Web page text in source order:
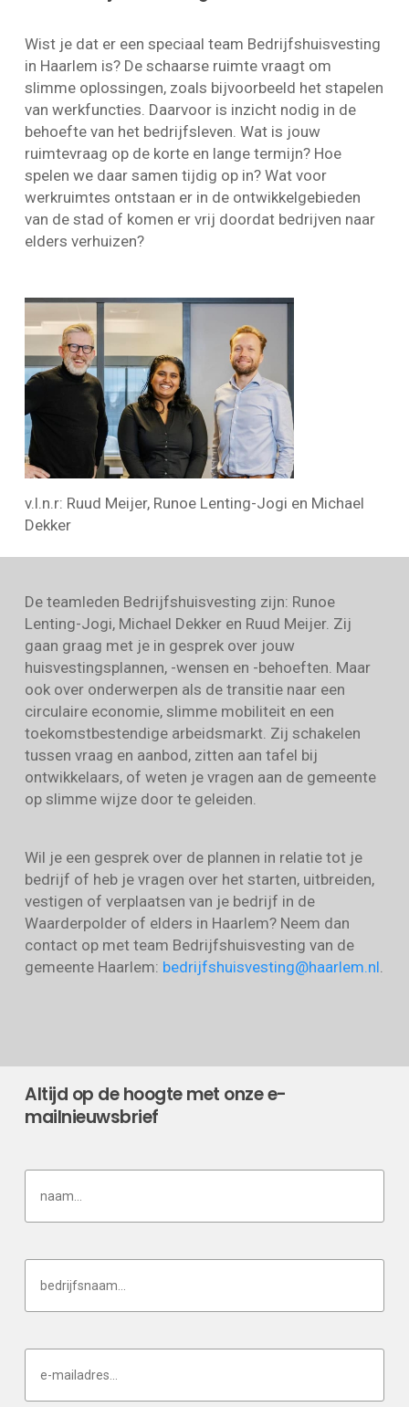
Wist je dat er een speciaal team Bedrijfshuisvesting
in Haarlem is? De schaarse ruimte vraagt om
slimme oplossingen, zoals bijvoorbeeld het stapelen
van werkfuncties. Daarvoor is inzicht nodig in de
behoefte van het bedrijfsleven. Wat is jouw
ruimtevraag op de korte en lange termijn? Hoe
spelen we daar samen tijdig op in? Wat voor
werkruimtes ontstaan er in de ontwikkelgebieden
van de stad of komen er vrij doordat bedrijven naar
elders verhuizen?
v.l.n.r: Ruud Meijer, Runoe Lenting-Jogi en Michael
Dekker
De teamleden Bedrijfshuisvesting zijn: Runoe
Lenting-Jogi, Michael Dekker en Ruud Meijer. Zij
gaan graag met je in gesprek over jouw
huisvestingsplannen, -wensen en -behoeften. Maar
ook over onderwerpen als de transitie naar een
circulaire economie, slimme mobiliteit en een
toekomstbestendige arbeidsmarkt. Zij schakelen
tussen vraag en aanbod, zitten aan tafel bij
ontwikkelaars, of weten je vragen aan de gemeente
op slimme wijze door te geleiden.
Wil je een gesprek over de plannen in relatie tot je
bedrijf of heb je vragen over het starten, uitbreiden,
vestigen of verplaatsen van je bedrijf in de
Waarderpolder of elders in Haarlem? Neem dan
contact op met team Bedrijfshuisvesting van de
gemeente Haarlem: bedrijfshuisvesting@haarlem.nl.
Altijd op de hoogte met onze e-
mailnieuwsbrief